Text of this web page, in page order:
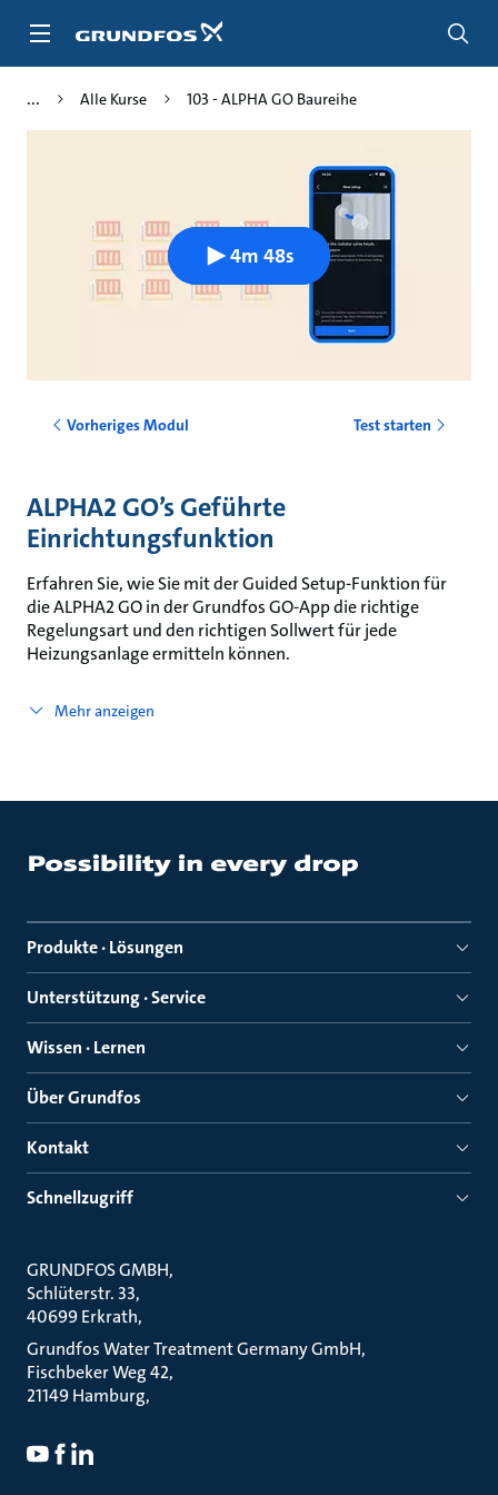
Inhalt
Alle Kurse 103 - ALPHA GO Baureihe
4m 48s
Vorheriges Modul Test starten
ALPHA2 GO’s Geführte
Einrichtungsfunktion
Erfahren Sie, wie Sie mit der Guided Setup-Funktion für
die ALPHA2 GO in der Grundfos GO-App die richtige
Regelungsart und den richtigen Sollwert für jede
Heizungsanlage ermitteln können.
Mehr anzeigen
Produkte · Lösungen
Unterstützung · Service
Wissen · Lernen
Über Grundfos
Kontakt
Schnellzugriff
GRUNDFOS GMBH
Schlüterstr. 33
40699 Erkrath
Grundfos Water Treatment Germany GmbH
Fischbeker Weg 42
21149 Hamburg